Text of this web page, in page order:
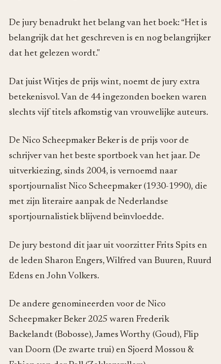
De jury benadrukt het belang van het boek: “Het is
belangrijk dat het geschreven is en nog belangrijker
dat het gelezen wordt."
Dat juist Witjes de prijs wint, noemt de jury extra
betekenisvol. Van de 44 ingezonden boeken waren
slechts vijf titels afkomstig van vrouwelijke auteurs.
De Nico Scheepmaker Beker is de prijs voor de
schrijver van het beste sportboek van het jaar. De
uitverkiezing, sinds 2004, is vernoemd naar
sportjournalist Nico Scheepmaker (1930-1990), die
met zijn literaire aanpak de Nederlandse
sportjournalistiek blijvend beïnvloedde.
De jury bestond dit jaar uit voorzitter Frits Spits en
de leden Sharon Engers, Wilfred van Buuren, Ruurd
Edens en John Volkers.
De andere genomineerden voor de Nico
Scheepmaker Beker 2025 waren Frederik
Backelandt (Bobosse), James Worthy (Goud), Flip
van Doorn (De zwarte trui) en Sjoerd Mossou &